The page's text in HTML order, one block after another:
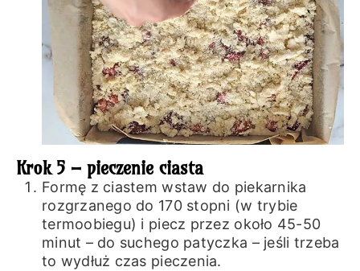
Krok 5 – pieczenie ciasta
Formę z ciastem wstaw do piekarnika
rozgrzanego do 170 stopni (w trybie
termoobiegu) i piecz przez około 45-50
minut – do suchego patyczka – jeśli trzeba
to wydłuż czas pieczenia.